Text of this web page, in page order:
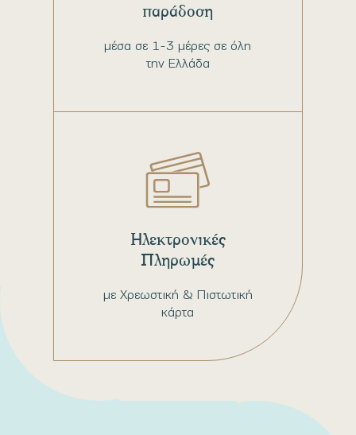
μέσα σε 1-3 μέρες σε όλη
την Ελλάδα
παράδοση
με Χρεωστική & Πιστωτική
κάρτα
Ηλεκτρονικές
Πληρωμές